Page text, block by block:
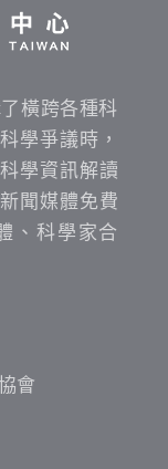
橫跨各種科
學爭議時，
學資訊解讀
聞媒體免費
、科學家合
會